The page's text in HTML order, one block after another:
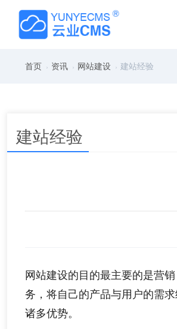
首页 资讯 网站建设 建站经验
建站经验
网站建设的目的最主要的是营
务，将自己的产品与用户的需
诸多优势。